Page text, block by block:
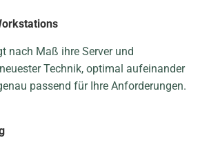
nach Maß ihre Server und
Technik, optimal aufeinander
passend für Ihre Anforderungen.